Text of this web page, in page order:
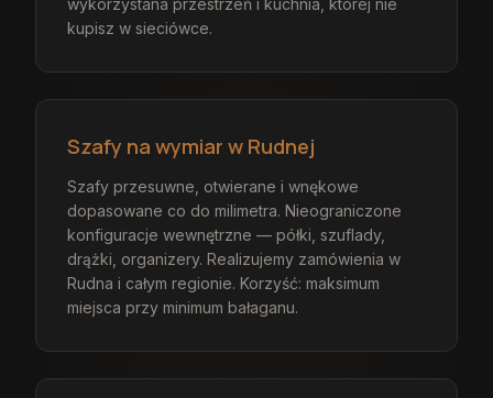
wykorzystana przestrzeń i kuchnia, której nie
kupisz w sieciówce.
Szafy na wymiar w Rudnej
Szafy przesuwne, otwierane i wnękowe
dopasowane co do milimetra. Nieograniczone
konfiguracje wewnętrzne — półki, szuflady,
drążki, organizery. Realizujemy zamówienia w
Rudna i całym regionie. Korzyść: maksimum
miejsca przy minimum bałaganu.